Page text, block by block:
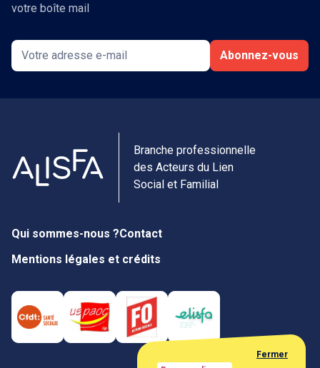
votre boîte mail
Abonnez-vous
Branche professionnelle
des Acteurs du Lien
Social et Familial
Qui sommes-nous ?Contact
Mentions légales et crédits
Fermer